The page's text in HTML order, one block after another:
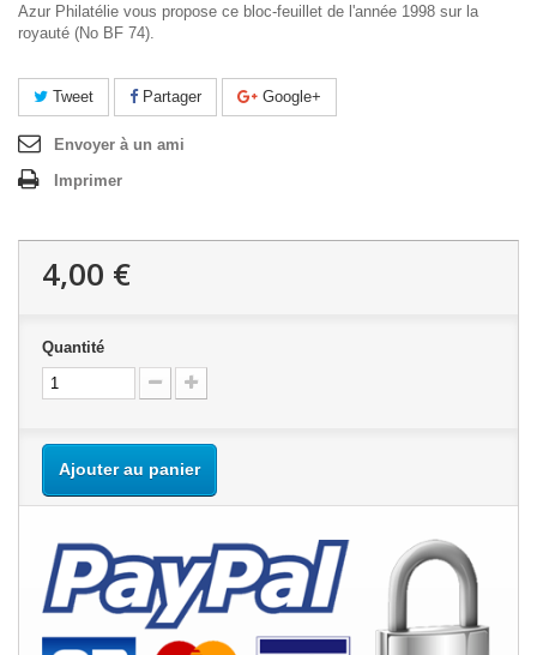
Azur Philatélie vous propose ce bloc-feuillet de l'année 1998 sur la
royauté (No BF 74).
Tweet Partager Google+
Envoyer à un ami
Imprimer
4,00 €
Quantité
Ajouter au panier